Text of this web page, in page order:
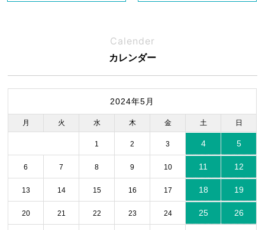
Calender
カレンダー
2024年5月
月 火 水 木 金 土 日
1 2 3 4 5
6 7 8 9 10 11 12
13 14 15 16 17 18 19
20 21 22 23 24 25 26